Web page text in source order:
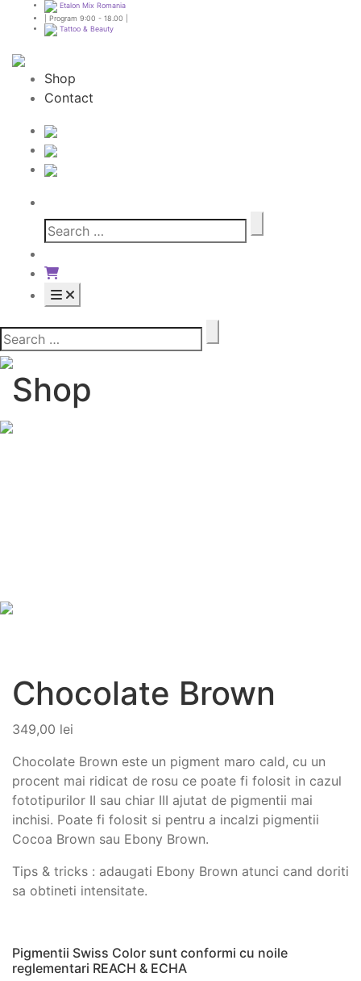
Etalon Mix Romania
| Program 9:00 - 18.00 |
Tattoo & Beauty
Shop
Contact
Shop
Chocolate Brown
349,00 lei
Chocolate Brown este un pigment maro cald, cu un
procent mai ridicat de rosu ce poate fi folosit in cazul
fototipurilor II sau chiar III ajutat de pigmentii mai
inchisi. Poate fi folosit si pentru a incalzi pigmentii
Cocoa Brown sau Ebony Brown.
Tips & tricks : adaugati Ebony Brown atunci cand doriti
sa obtineti intensitate.
Pigmentii Swiss Color sunt conformi cu noile
reglementari REACH & ECHA